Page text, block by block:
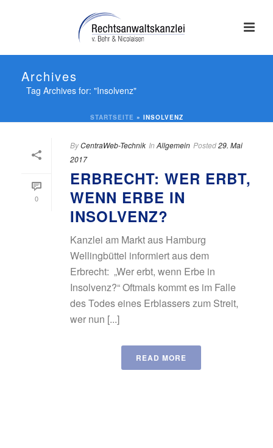
Archives
Tag Archives for: "Insolvenz"
STARTSEITE » INSOLVENZ
0
ByCentraWeb-Technik In Allgemein Posted29. Mai
2017
ERBRECHT: WER ERBT,
WENN ERBE IN
INSOLVENZ?
Kanzlei am Markt aus Hamburg
Wellingbüttel informiert aus dem
Erbrecht: „Wer erbt, wenn Erbe in
Insolvenz?“ Oftmals kommt es im Falle
des Todes eines Erblassers zum Streit,
wer nun [...]
READ MORE